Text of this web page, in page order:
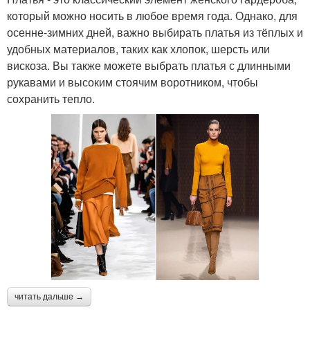
который можно носить в любое время года. Однако, для
осенне-зимних дней, важно выбирать платья из тёплых и
удобных материалов, таких как хлопок, шерсть или
вискоза. Вы также можете выбрать платья с длинными
рукавами и высоким стоячим воротником, чтобы
сохранить тепло.
читать дальше →